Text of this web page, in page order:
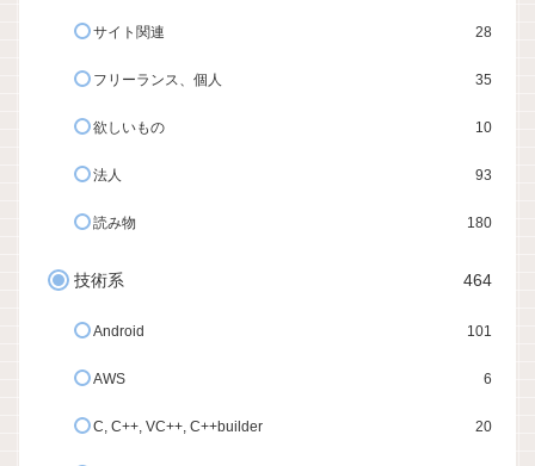
サイト関連 28
フリーランス、個人 35
欲しいもの 10
法人 93
読み物 180
技術系 464
Android 101
AWS 6
C, C++, VC++, C++builder 20